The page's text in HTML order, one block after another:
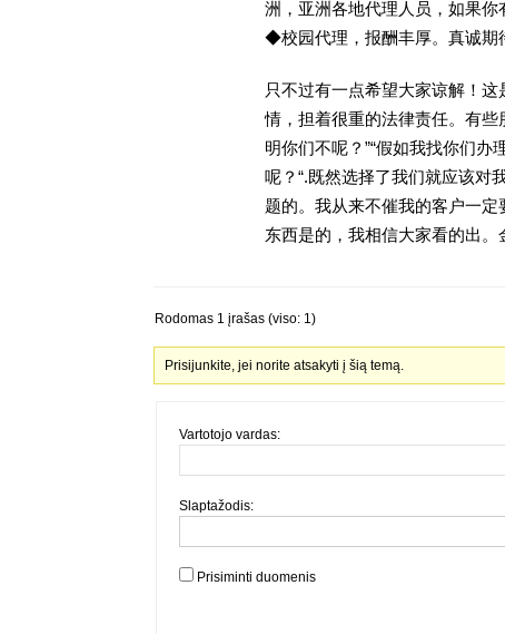
洲，亚洲各地代理人员，如果
◆校园代理，报酬丰厚。真诚期
只不过有一点希望大家谅解！
情，担着很重的法律责任。有
明你们不呢？”“假如我找你们办
呢？“.既然选择了我们就应该对
题的。我从来不催我的客户一
东西是的，我相信大家看的出
Rodomas 1 įrašas (viso: 1)
Prisijunkite, jei norite atsakyti į šią temą.
Vartotojo vardas:
Slaptažodis:
Prisiminti duomenis